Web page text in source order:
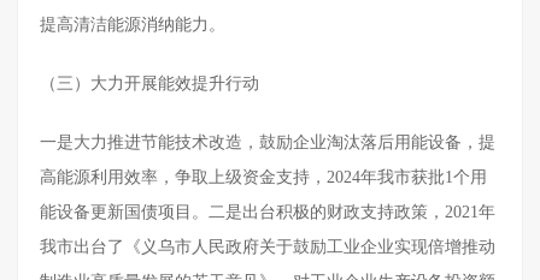
提高清洁能源消纳能力。
（三）大力开展能效提升行动
一是大力推进节能技术改造，鼓励企业淘汰落后用能设备，提
高能源利用效率，争取上级资金支持，2024年我市获批1个用
能设备更新国债项目。二是出台积极的财政支持政策，2021年
我市出台了《义乌市人民政府关于鼓励工业企业实现倍增推动